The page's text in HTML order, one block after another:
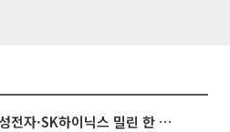
[베스트&워스트] 삼성전자·SK하이닉스 밀린 한 주…상상인증권은 85% 급등